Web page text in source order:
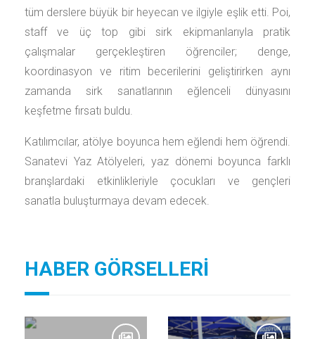
tüm derslere büyük bir heyecan ve ilgiyle eşlik etti. Poi,
staff ve üç top gibi sirk ekipmanlarıyla pratik
çalışmalar gerçekleştiren öğrenciler; denge,
koordinasyon ve ritim becerilerini geliştirirken aynı
zamanda sirk sanatlarının eğlenceli dünyasını
keşfetme fırsatı buldu.
Katılımcılar, atölye boyunca hem eğlendi hem öğrendi.
Sanatevi Yaz Atölyeleri, yaz dönemi boyunca farklı
branşlardaki etkinlikleriyle çocukları ve gençleri
sanatla buluşturmaya devam edecek.
HABER GÖRSELLERİ